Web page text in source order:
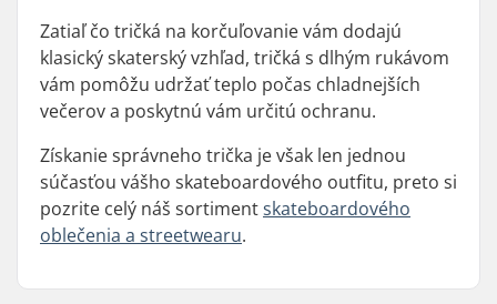
Zatiaľ čo tričká na korčuľovanie vám dodajú
klasický skaterský vzhľad, tričká s dlhým rukávom
vám pomôžu udržať teplo počas chladnejších
večerov a poskytnú vám určitú ochranu.
Získanie správneho trička je však len jednou
súčasťou vášho skateboardového outfitu, preto si
pozrite celý náš sortimentskateboardového
oblečenia a streetwearu.